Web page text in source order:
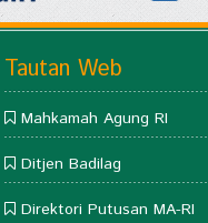
Tautan Web
Mahkamah Agung RI
Ditjen Badilag
Direktori Putusan MA-RI